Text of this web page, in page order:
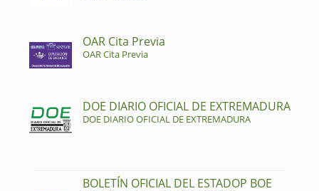
OAR Cita Previa
OAR Cita Previa
DOE DIARIO OFICIAL DE EXTREMADURA
DOE DIARIO OFICIAL DE EXTREMADURA
BOLETÍN OFICIAL DEL ESTADOP BOE